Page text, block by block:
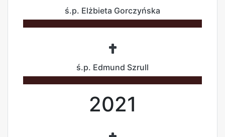
ś.p. Elżbieta Gorczyńska
ś.p. Edmund Szrull
2021